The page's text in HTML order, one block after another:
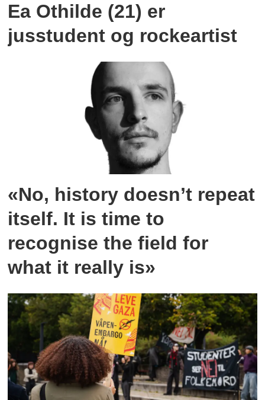
Ea Othilde (21) er
jusstudent og rockeartist
«No, history doesn’t repeat
itself. It is time to
recognise the field for
what it really is»